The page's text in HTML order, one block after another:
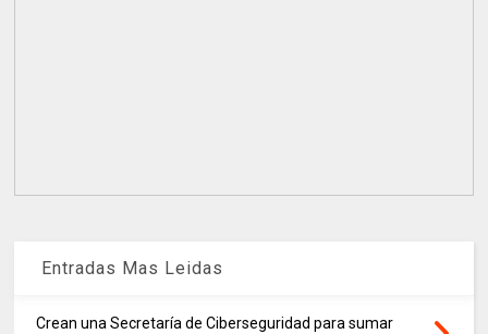
Entradas Mas Leidas
Crean una Secretaría de Ciberseguridad para sumar